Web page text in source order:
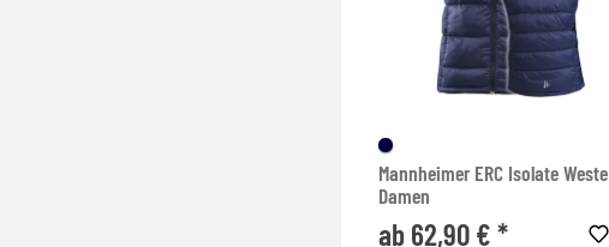
Mannheimer ERC Isolate Weste
Damen
ab 62,90 € *